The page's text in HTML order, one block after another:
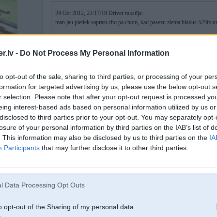
- Do Not Process My Personal Information
opt-out of the sale, sharing to third parties, or processing of your
for targeted advertising by us, please use the below opt-out
selection. Please note that after your opt-out request is processed
interest-based ads based on personal information utilized by us
to third parties prior to your opt-out. You may separately
of your personal information by third parties on the IAB’s list of
This information may also be disclosed by us to third parties on the
Participants that may further disclose it to other third parties.
Data Processing Opt Outs
opt-out of the Sharing of my personal data.
24 Oct 2012, 23:17:19 Driver rakstīja:
man jau pietiek saprast cho pa chom, kad pasezu ziema blakus 525ix
24. Oct 2012, 23:24
24 Oct 2012, 23:07:39 Driver rakstīja:
24 Oct 2012, 23:03:02 uldens1 rakstīja:
24 Oct 2012, 23:00:46 Driver rakstīja:
Tas par pautiem nebija uz tevi attiecināts, tas vienkārši kā
Topiks vispār ir par ziemas auto nevis RWD VS AWD VS